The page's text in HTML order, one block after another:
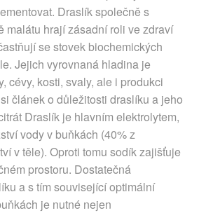
Draslík společně s
malátu hrají zásadní roli ve zdraví
se stovek biochemických
Jejich vyrovnaná hladina je
cévy, kosti, svaly, ale i produkci
článek o důležitosti draslíku a jeho
Draslík je hlavním elektrolytem,
vody v buňkách (40% z
v těle). Oproti tomu sodík zajišťuje
prostoru. Dostatečná
a s tím související optimální
je nutné nejen